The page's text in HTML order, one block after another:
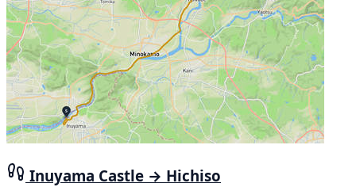
Inuyama Castle → Hichiso